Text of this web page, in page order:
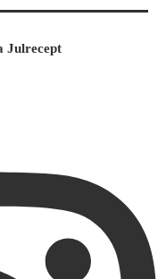
Julrecept